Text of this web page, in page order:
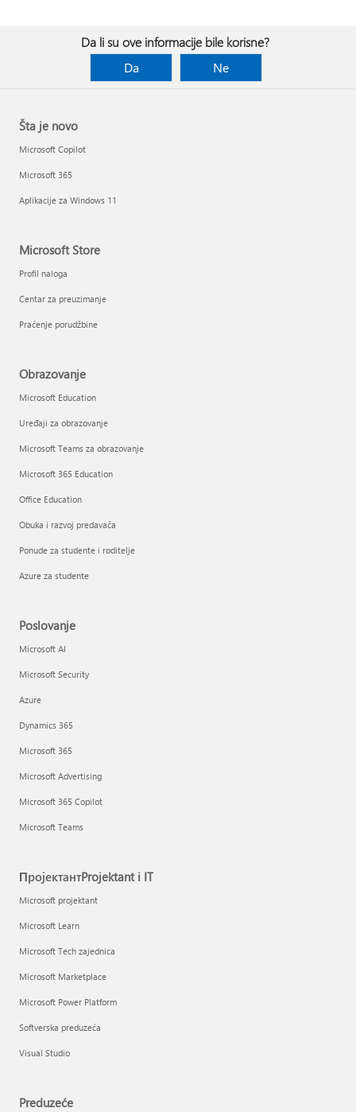
Da li su ove informacije bile korisne?
Da
Ne
Šta je novo
Microsoft Copilot
Microsoft 365
Aplikacije za Windows 11
Microsoft Store
Profil naloga
Centar za preuzimanje
Praćenje porudžbine
Obrazovanje
Microsoft Education
Uređaji za obrazovanje
Microsoft Teams za obrazovanje
Microsoft 365 Education
Office Education
Obuka i razvoj predavača
Ponude za studente i roditelje
Azure za studente
Poslovanje
Microsoft AI
Microsoft Security
Azure
Dynamics 365
Microsoft 365
Microsoft Advertising
Microsoft 365 Copilot
Microsoft Teams
ПројектантProjektant i IT
Microsoft projektant
Microsoft Learn
Microsoft Tech zajednica
Microsoft Marketplace
Microsoft Power Platform
Softverska preduzeća
Visual Studio
Preduzeće